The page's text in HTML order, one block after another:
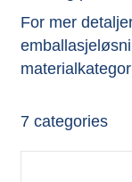
For mer
7categories